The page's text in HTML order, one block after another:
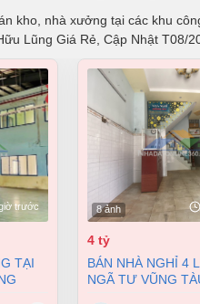
kho, nhà xưởng tại các khu
Lũng Giá Rẻ, Cập Nhật T08/
trước 8 ảnh
4 tỷ
BÁN NHÀ NGHỈ 4 LẦU NGAY
NGÃ TƯ VŨNG